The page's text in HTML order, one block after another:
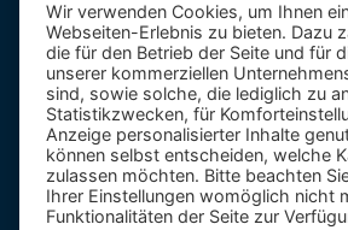
Kontakt-Formular
Anfahrt
Mietbus
Reisebewertung
Reiseinformationen A – Z
Wir verwenden Cookies, um Ihnen
Webseiten-Erlebnis zu bieten. Dazu
die für den Betrieb der Seite und für
unserer kommerziellen
sind, sowie solche, die lediglich zu
Statistikzwecken, für
Anzeige personalisierter Inhalte
können selbst entscheiden, welche
zulassen möchten. Bitte beachten
Ihrer Einstellungen womöglich nicht
Funktionalitäten der Seite zur